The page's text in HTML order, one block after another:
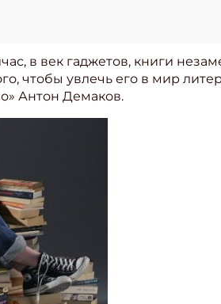
в век гаджетов, книги
чтобы увлечь его в мир
Антон Демаков.